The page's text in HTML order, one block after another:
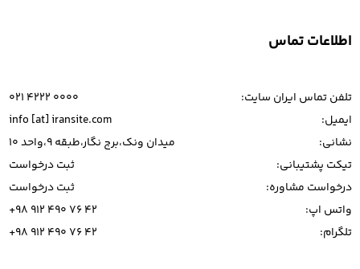
اطلاعات تماس
تلفن تماس ایران سایت:
021 4222 0000
ایمیل:
info [at] iransite.com
نشانی:
میدان ونک،برج نگار،طبقه 9،واحد 10
تیکت پشتیبانی:
ثبت درخواست
درخواست مشاوره:
ثبت درخواست
واتس اپ:
+98 912 490 76 42
تلگرام:
+98 912 490 76 42